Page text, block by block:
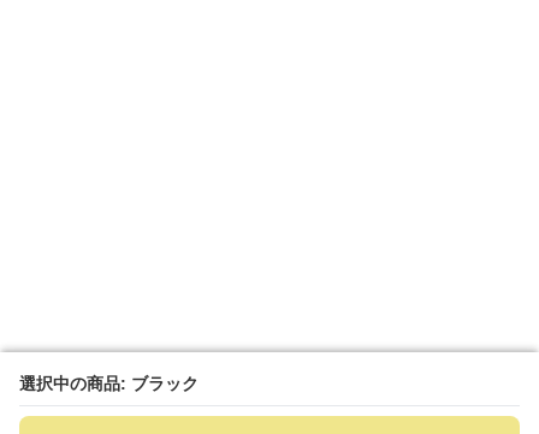
選択中の商品: ブラック
選択中の商品: ブラック